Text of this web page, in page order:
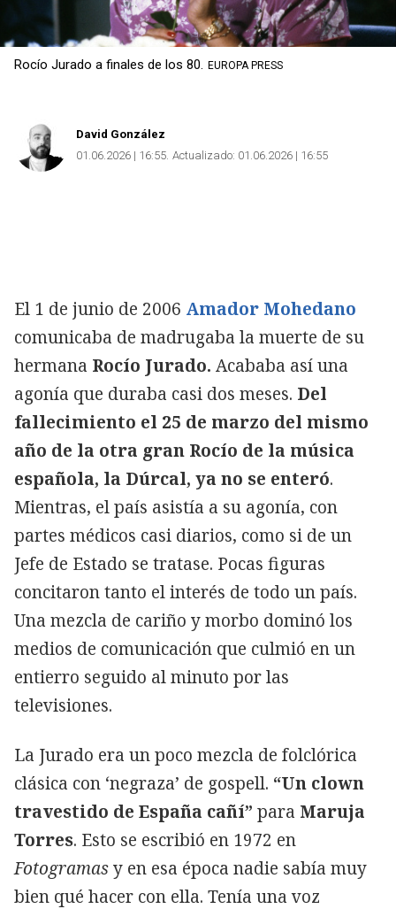
Rocío Jurado a finales de los 80. EUROPA PRESS
David González
01.06.2026 | 16:55 Actualizado: 01.06.2026 | 16:55
El 1 de junio de 2006 Amador Mohedano
comunicaba de madrugaba la muerte de su
hermana Rocío Jurado. Acababa así una
agonía que duraba casi dos meses. Del
fallecimiento el 25 de marzo del mismo
año de la otra gran Rocío de la música
española, la Dúrcal, ya no se enteró.
Mientras, el país asistía a su agonía, con
partes médicos casi diarios, como si de un
Jefe de Estado se tratase. Pocas figuras
concitaron tanto el interés de todo un país.
Una mezcla de cariño y morbo dominó los
medios de comunicación que culmió en un
entierro seguido al minuto por las
televisiones.
La Jurado era un poco mezcla de folclórica
clásica con ‘negraza’ de gospell. “Un clown
travestido de España cañí” para Maruja
Torres. Esto se escribió en 1972 en
Fotogramasy en esa época nadie sabía muy
bien qué hacer con ella. Tenía una voz